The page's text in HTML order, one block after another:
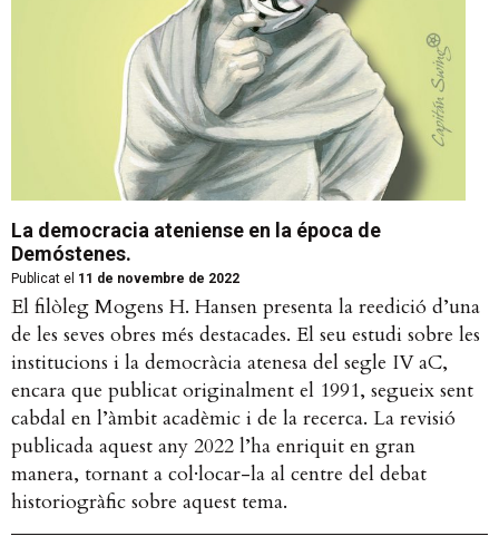
La democracia ateniense en la época de
Demóstenes.
Publicat el 11 de novembre de 2022
El filòleg Mogens H. Hansen presenta la reedició d’una
de les seves obres més destacades. El seu estudi sobre les
institucions i la democràcia atenesa del segle IV aC,
encara que publicat originalment el 1991, segueix sent
cabdal en l’àmbit acadèmic i de la recerca. La revisió
publicada aquest any 2022 l’ha enriquit en gran
manera, tornant a col·locar-la al centre del debat
historiogràfic sobre aquest tema.